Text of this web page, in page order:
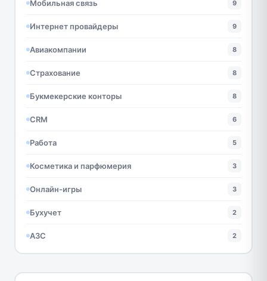
Мобильная связь 9
Интернет провайдеры 9
Авиакомпании 8
Страхование 8
Букмекерские конторы 8
CRM 6
Работа 5
Косметика и парфюмерия 3
Онлайн-игры 3
Бухучет 2
АЗС 2